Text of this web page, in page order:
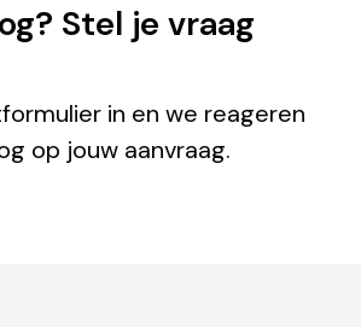
Stel je vraag
in en we reageren
op jouw aanvraag.